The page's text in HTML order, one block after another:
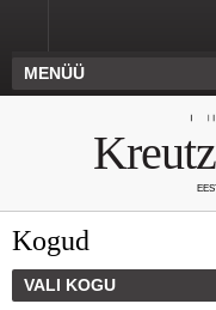
MENÜÜ
Kogud
VALI KOGU